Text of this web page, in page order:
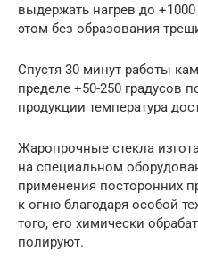
выдержать нагрев до
этом без образования
Спустя 30 минут работы
пределе +50-250 градусов
продукции температура
Жаропрочные стекла
на специальном
применения посторонних
к огню благодаря особой
того, его химически
полируют.